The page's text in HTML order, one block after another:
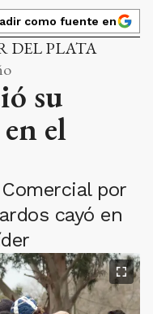
como fuente en
DEL PLATA
su
el
por
cayó en